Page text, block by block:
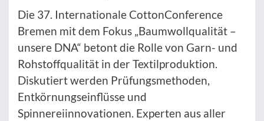
Die 37. Internationale CottonConference
Bremen mit dem Fokus „Baumwollqualität –
unsere DNA“ betont die Rolle von Garn- und
Rohstoffqualität in der Textilproduktion.
Diskutiert werden Prüfungsmethoden,
Entkörnungseinflüsse und
Spinnereiinnovationen. Experten aus aller